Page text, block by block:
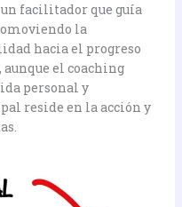
un facilitador que guía
la
hacia el progreso
aunque el coaching
personal y
reside en la acción y